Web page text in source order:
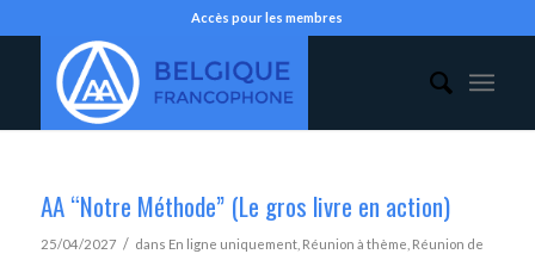
Accès pour les membres
AA “Notre Méthode” (Le gros livre en action)
25/04/2027 / dans En ligne uniquement, Réunion à thème Réunion de